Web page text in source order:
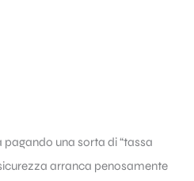
una sorta di “tassa
arranca penosamente